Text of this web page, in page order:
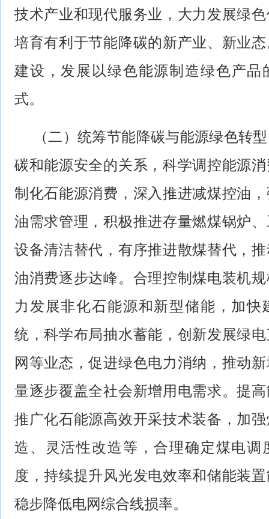
技术产业和现代服务业，大力发展绿
培育有利于节能降碳的新产业、新业
建设，发展以绿色能源制造绿色产品
式。
（二）统筹节能降碳与能源绿色转
碳和能源安全的关系，科学调控能源
制化石能源消费，深入推进减煤控油
油需求管理，积极推进存量燃煤锅炉
设备清洁替代，有序推进散煤替代，
油消费逐步达峰。合理控制煤电装机
力发展非化石能源和新型储能，加快
统，科学布局抽水蓄能，创新发展绿
网等业态，促进绿色电力消纳，推动
量逐步覆盖全社会新增用电需求。提
推广化石能源高效开采技术装备，加
造、灵活性改造等，合理确定煤电调
度，持续提升风光发电效率和储能装
稳步降低电网综合线损率。